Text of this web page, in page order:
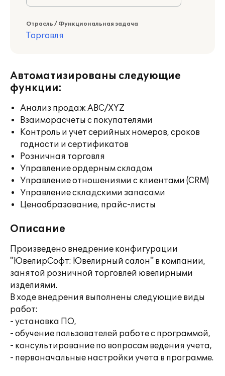
Отрасль / Функциональная задача
Торговля
Автоматизированы следующие
функции:
Анализ продаж ABC/XYZ
Взаиморасчеты с покупателями
Контроль и учет серийных номеров, сроков
годности и сертификатов
Розничная торговля
Управление ордерным складом
Управление отношениями с клиентами (CRM)
Управление складскими запасами
Ценообразование, прайс-листы
Описание
Произведено внедрение конфигурации
"ЮвелирСофт: Ювелирный салон" в компании,
занятой розничной торговлей ювелирными
изделиями.
В ходе внедрения выполнены следующие виды
работ:
- установка ПО,
- обучение пользователей работе с программой,
- консультирование по вопросам ведения учета,
- первоначальные настройки учета в программе.